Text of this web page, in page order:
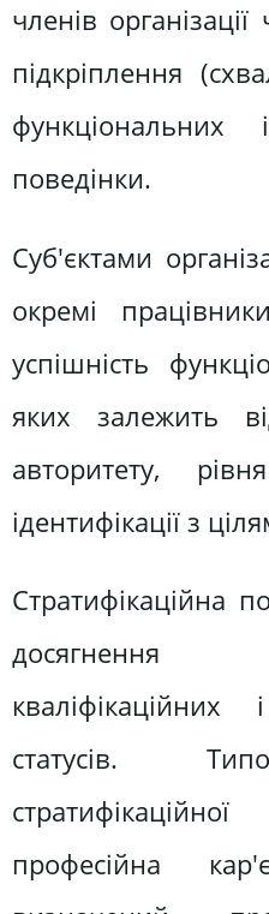
членів
підкріплення
поведінки.
Суб'єктами
окремі
успішність
яких залежить
авторитету,
ідентифікації з
Стратифікаційна
досягнення
кваліфікаційних
статусів.
професійна